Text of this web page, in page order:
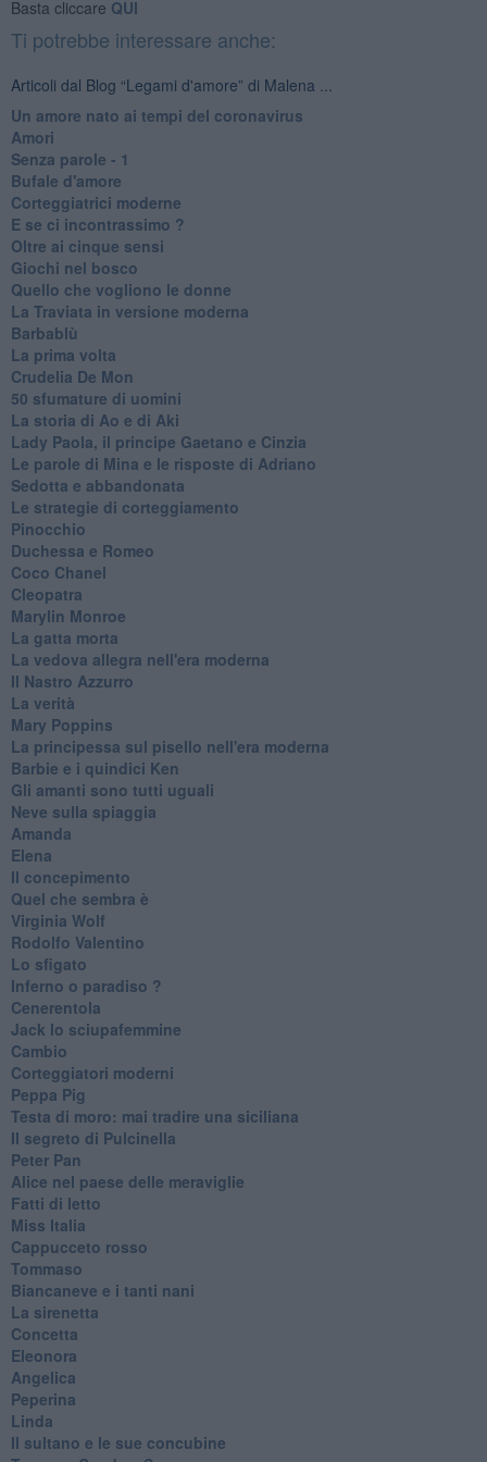
Basta cliccare QUI
Ti potrebbe interessare anche:
Articoli dal Blog “Legami d'amore” di Malena ...
Un amore nato ai tempi del coronavirus
Amori
Senza parole - 1
Bufale d'amore
Corteggiatrici moderne
E se ci incontrassimo ?
Oltre ai cinque sensi
Giochi nel bosco
Quello che vogliono le donne
La Traviata in versione moderna
Barbablù
La prima volta
Crudelia De Mon
50 sfumature di uomini
La storia di Ao e di Aki
Lady Paola, il principe Gaetano e Cinzia
Le parole di Mina e le risposte di Adriano
Sedotta e abbandonata
Le strategie di corteggiamento
Pinocchio
Duchessa e Romeo
Coco Chanel
Cleopatra
Marylin Monroe
La gatta morta
La vedova allegra nell'era moderna
​Il Nastro Azzurro
La verità
Mary Poppins
La principessa sul pisello nell'era moderna
Barbie e i quindici Ken
Gli amanti sono tutti uguali
Neve sulla spiaggia
Amanda
Elena
Il concepimento
Quel che sembra è
Virginia Wolf
Rodolfo Valentino
Lo sfigato
Inferno o paradiso ?
Cenerentola
Jack lo sciupafemmine
Cambio
Corteggiatori moderni
Peppa Pig
Testa di moro: mai tradire una siciliana
Il segreto di Pulcinella
Peter Pan
Alice nel paese delle meraviglie
Fatti di letto
Miss Italia
Cappucceto rosso
Tommaso
Biancaneve e i tanti nani
La sirenetta
Concetta
Eleonora
Angelica
Peperina
Linda
Il sultano e le sue concubine